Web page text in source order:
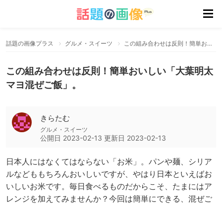
話題の画像プラス グルメ・スイーツ この組み合わせは反則！簡単おいしい「大葉明太マヨ混ぜご飯」。
この組み合わせは反則！簡単おいしい「大葉明太
マヨ混ぜご飯」。
きらたむ
グルメ・スイーツ
公開日 2023-02-13 更新日 2023-02-13
日本人にはなくてはならない「お米」。パンや麺、シリア
ルなどももちろんおいしいですが、やはり日本といえばお
いしいお米です。毎日食べるものだからこそ、たまにはア
レンジを加えてみませんか？今回は簡単にできる、混ぜご